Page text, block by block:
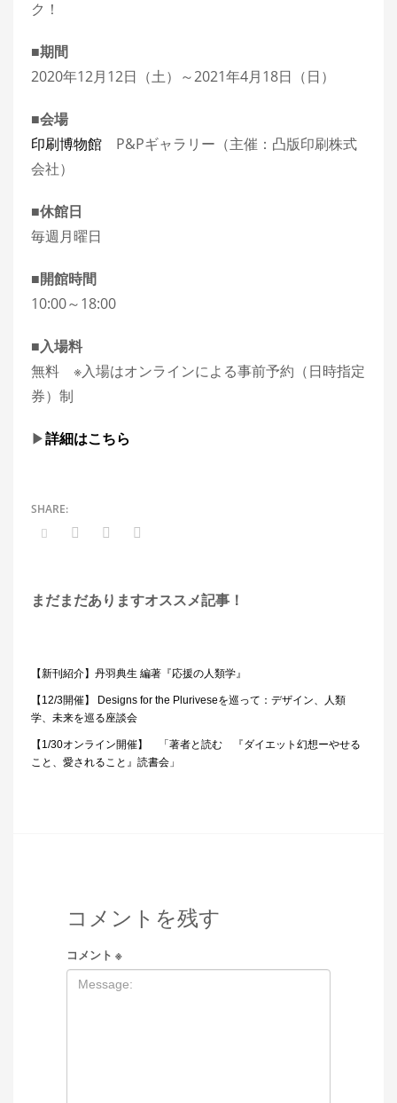
ク！
■期間
2020年12月12日（土）～2021年4月18日（日）
■会場
印刷博物館 P&Pギャラリー（主催：凸版印刷株式
会社）
■休館日
毎週月曜日
■開館時間
10:00～18:00
■入場料
無料 ※入場はオンラインによる事前予約（日時指定
券）制
▶︎詳細はこちら
まだまだありますオススメ記事！
【新刊紹介】丹羽典生 編著『応援の人類学』
【12/3開催】 Designs for the Pluriveseを巡って：デザイン、人類
学、未来を巡る座談会
【1/30オンライン開催】 「著者と読む 『ダイエット幻想ーやせる
こと、愛されること』読書会」
コメントを残す
コメント ※